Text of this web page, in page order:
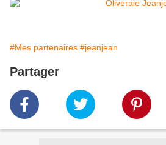
#Mes partenaires #jeanjean
Partager